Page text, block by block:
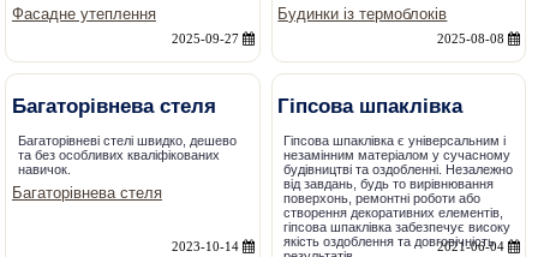
Фасадне утеплення
2025-09-27
Будинки із термоблоків
2025-08-08
Багаторівнева стеля
Багаторівневі стелі швидко, дешево
та без особливих кваліфікованих
навичок.
Багаторівнева стеля
2023-10-14
Гіпсова шпаклівка
Гіпсова шпаклівка є універсальним і
незамінним матеріалом у сучасному
будівництві та оздобленні. Незалежно
від завдань, будь то вирівнювання
поверхонь, ремонтні роботи або
створення декоративних елементів,
гіпсова шпаклівка забезпечує високу
якість оздоблення та довговічність
2021-06-04